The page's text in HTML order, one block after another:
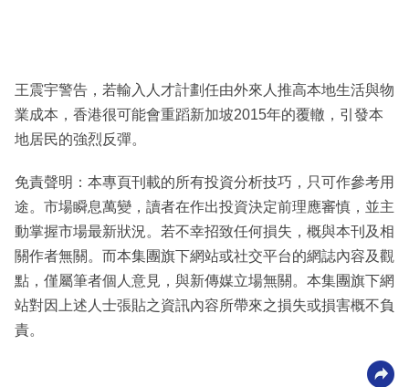
王震宇警告，若輸入人才計劃任由外來人推高本地生活與物
業成本，香港很可能會重蹈新加坡2015年的覆轍，引發本
地居民的強烈反彈。
免責聲明：本專頁刊載的所有投資分析技巧，只可作參考用
途。市場瞬息萬變，讀者在作出投資決定前理應審慎，並主
動掌握市場最新狀況。若不幸招致任何損失，概與本刊及相
關作者無關。而本集團旗下網站或社交平台的網誌內容及觀
點，僅屬筆者個人意見，與新傳媒立場無關。本集團旗下網
站對因上述人士張貼之資訊內容所帶來之損失或損害概不負
責。